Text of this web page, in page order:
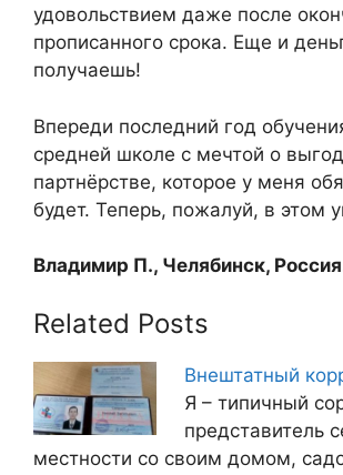
удовольствием даже после
прописанного срока. Еще и
получаешь!
Впереди последний год
средней школе с мечтой о
партнёрстве, которое у меня
будет. Теперь, пожалуй, в этом
Владимир П., Челябинск,
Related Posts
Внештатный
Я – типичный
представитель
местности со своим домом,